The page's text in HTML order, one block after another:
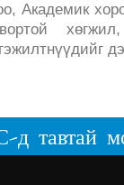
Академик
тавтай